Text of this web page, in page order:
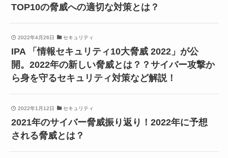
TOP10の脅威への適切な対策とは？
2022年4月26日 セキュリティ
IPA 「情報セキュリティ10大脅威 2022」が公
開。2022年の新しい脅威とは？？サイバー攻撃か
ら身を守るセキュリティ対策など解説！
2022年1月12日 セキュリティ
2021年のサイバー脅威振り返り！2022年に予想
される脅威とは？